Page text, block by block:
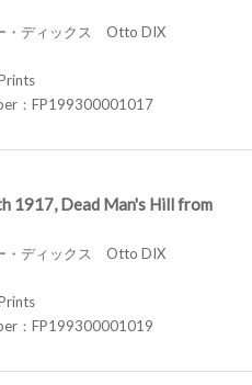
・ディックス Otto DIX
：FP199300001017
1917, Dead Man's Hill from
・ディックス Otto DIX
：FP199300001019